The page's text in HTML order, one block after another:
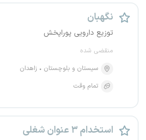
نگهبان
توزیع دارویی پوراپخش
منقضی شده
سیستان و بلوچستان
زاهدان
تمام وقت
استخدام ۳ عنوان شغلی